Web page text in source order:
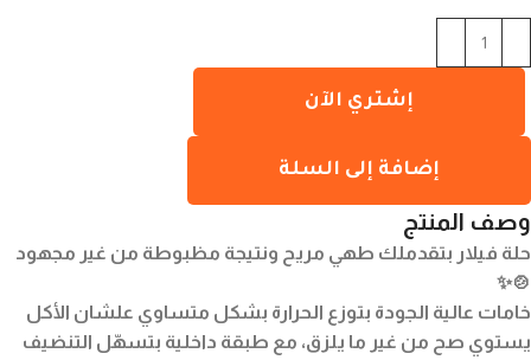
إشتري الآن
إضافة إلى السلة
وصف المنتج
حلة فيلار بتقدملك طهي مريح ونتيجة مظبوطة من غير مجهود
🍲✨
خامات عالية الجودة بتوزع الحرارة بشكل متساوي علشان الأكل
يستوي صح من غير ما يلزق، مع طبقة داخلية بتسهّل التنضيف